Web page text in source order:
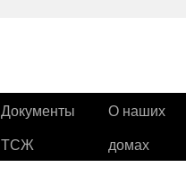
Документы
ТСЖ
О наших
домах